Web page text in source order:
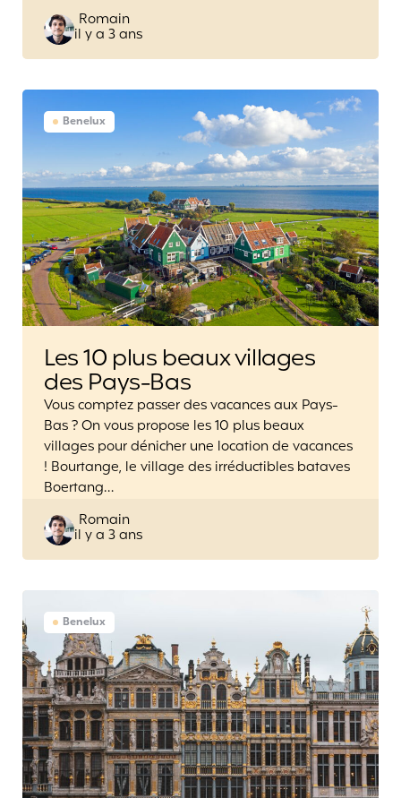
Posted
by
Romain
il y a 3 ans
Benelux
Les 10 plus beaux villages
des Pays-Bas
Vous comptez passer des vacances aux Pays-
Bas ? On vous propose les 10 plus beaux
villages pour dénicher une location de vacances
! Bourtange, le village des irréductibles bataves
Boertang…
Posted
by
Romain
il y a 3 ans
Benelux